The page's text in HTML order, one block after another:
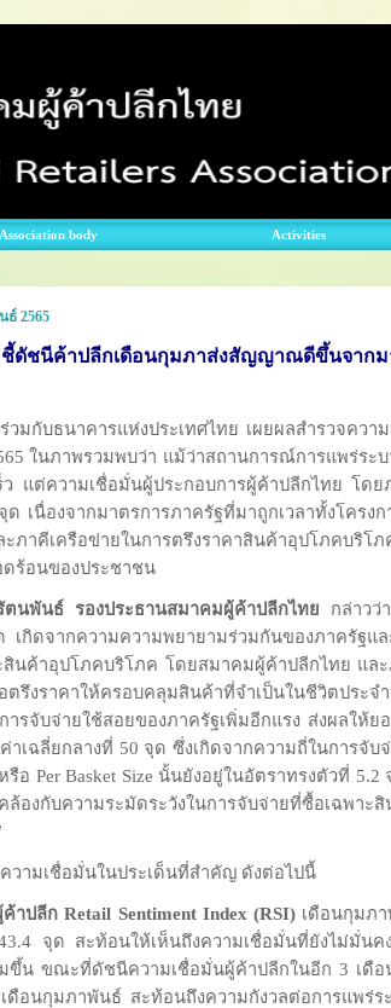
Association body Activities
2565
ชนีค้าปลีกเดือนกุมภาส่งสัญญาณดีขึ้นจากม
บธนาคารแห่งประเทศไทย เผยผลสำรวจความ
ในภาพรวมพบว่า แม้ว่าสถานการณ์การแพร่ระ
ว แต่ความเชื่อมั่นผู้ประกอบการผู้ค้าปลีกไทย โ
เนื่องจากมาตรการภาครัฐที่มาถูกเวลาทั้งโคร
าคีเครือข่ายในการตรึงราคาสินค้าอุปโภคบริโ
ดร้อนของประชาชน
นพันธ์ รองประธานสมาคมผู้ค้าปลีกไทย กล่าวว่
กิดจากความความพยายามร่วมกันของภาครัฐแ
สินค้าอุปโภคบริโภค โดยสมาคมผู้ค้าปลีกไทย แล
รึงราคาให้ครอบคลุมสินค้าที่จำเป็นในชีวิตประ
รจับจ่ายใช้สอยของภาครัฐเพิ่มอีกแรง ส่งผลให้ย
เฉลี่ยกลางที่ 50 จุด ซึ่งเกิดจากความถี่ในการจับ
รือ Per Basket Size นั้นยังอยู่ในอัตราทรงตัวที่
งกับความระมัดระวังในการจับจ่ายที่ซื้อเฉพา
ามเชื่อมั่นในประเด็นที่สำคัญ ดังต่อไปนี้
าปลีก Retail Sentiment Index (RSI)เดือนกุมภา
จุด สะท้อนให้เห็นถึงความเชื่อมั่นที่ยังไม่มั่น
ขึ้น ขณะที่ดัชนีความเชื่อมั่นผู้ค้าปลีกในอีก 3 เดื
อนกุมภาพันธ์ สะท้อนถึงความกังวลต่อการแพร่ระ